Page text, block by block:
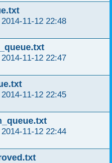
2014-11-12 22:48
2014-11-12 22:47
2014-11-12 22:45
2014-11-12 22:44